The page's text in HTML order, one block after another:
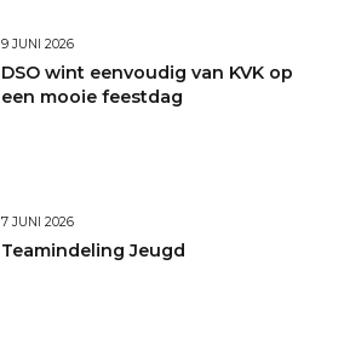
9 JUNI 2026
DSO wint eenvoudig van KVK op
een mooie feestdag
7 JUNI 2026
Teamindeling Jeugd